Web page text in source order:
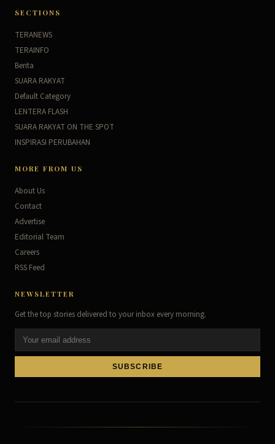
SECTIONS
TERANEWS
TERAINFO
Berita
SUARA RAKYAT
Default Category
LENTERA FLASH
SUARA RAKYAT ON THE SPOT
INSPIRASI PERUBAHAN
MORE FROM US
About Us
Contact
Advertise
Editorial Team
Careers
RSS Feed
NEWSLETTER
Get the top stories delivered to your inbox every morning.
SUBSCRIBE